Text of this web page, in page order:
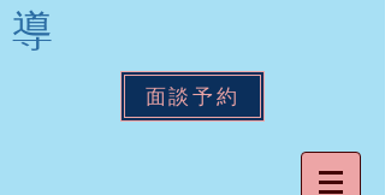
導
面談予約